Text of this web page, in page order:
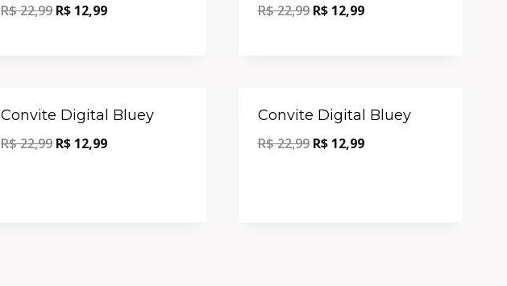
R$22,99 R$ 12,99
R$22,99 R$12,99
Convite Digital Bluey
R$22,99 R$ 12,99
Convite Digital Bluey
R$22,99 R$12,99